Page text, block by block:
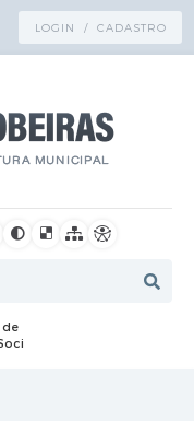
LOGIN / CADASTRO